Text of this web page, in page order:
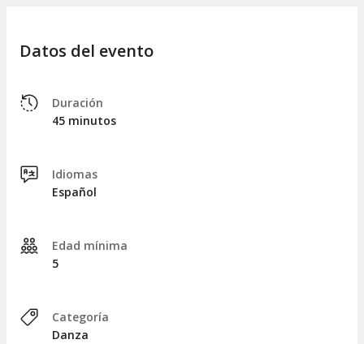
Datos del evento
Duración
45 minutos
Idiomas
Español
Edad mínima
5
Categoría
Danza